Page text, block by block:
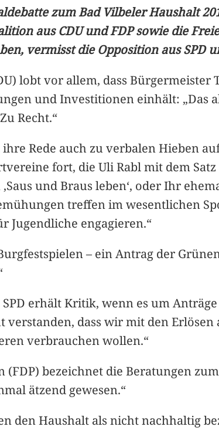
zum Bad Vilbeler Haushalt
aus CDU und FDP sowie die
vermisst die Opposition aus
lobt vor allem, dass
und Investitionen einhält: „Das
Recht.“
Rede auch zu verbalen Hieben
fort, die Uli Rabl mit dem
und Braus leben‘, oder Ihr
treffen im wesentlichen
Jugendliche engagieren.“
– ein Antrag der
erhält Kritik, wenn es um
verstanden, dass wir mit den
verbrauchen wollen.“
(FDP) bezeichnet die Beratungen
ätzend gewesen.“
den Haushalt als nicht nachhaltig